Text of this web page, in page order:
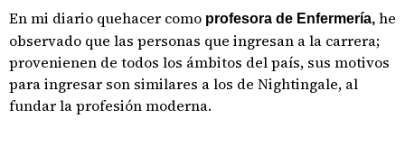
En mi diario quehacer como profesora de Enfermería, he
observado que las personas que ingresan a la carrera;
provenienen de todos los ámbitos del país, sus motivos
para ingresar son similares a los de Nightingale, al
fundar la profesión moderna.